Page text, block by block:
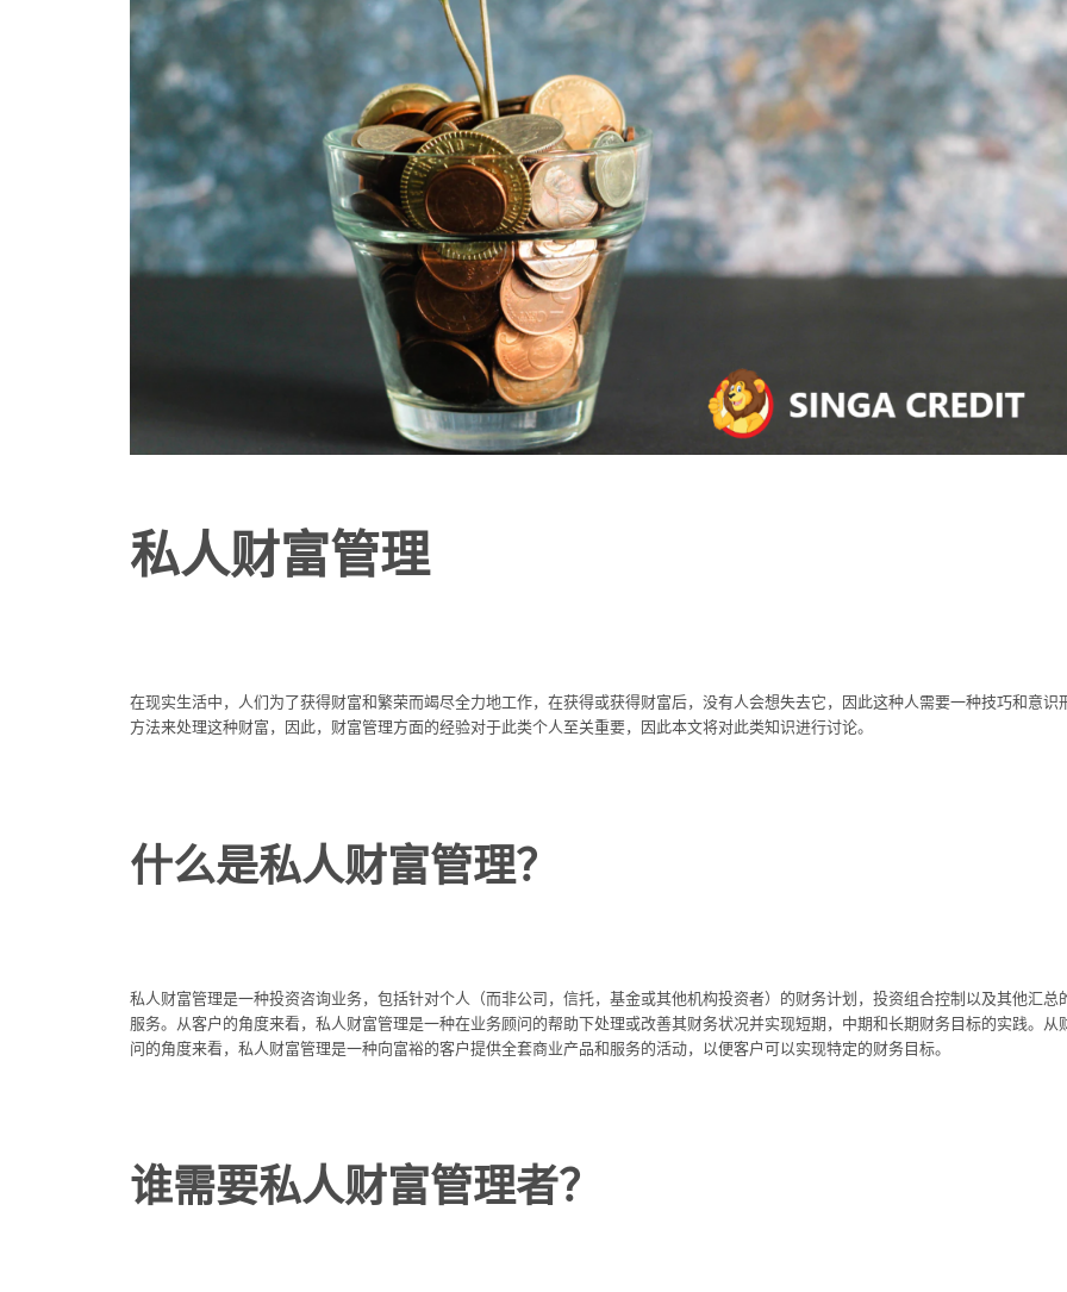
私人财富管理
在现实生活中，人们为了获得财富和繁荣而竭尽全力地工作，在获得或获得财富后，没有人会想失去它，因此这种人需要一种技巧和意识
方法来处理这种财富，因此，财富管理方面的经验对于此类个人至关重要，因此本文将对此类知识进行讨论。
什么是私人财富管理？
私人财富管理是一种投资咨询业务，包括针对个人（而非公司，信托，基金或其他机构投资者）的财务计划，投资组合控制以及其他汇总
服务。从客户的角度来看，私人财富管理是一种在业务顾问的帮助下处理或改善其财务状况并实现短期，中期和长期财务目标的实践。从
问的角度来看，私人财富管理是一种向富裕的客户提供全套商业产品和服务的活动，以便客户可以实现特定的财务目标。
谁需要私人财富管理者？